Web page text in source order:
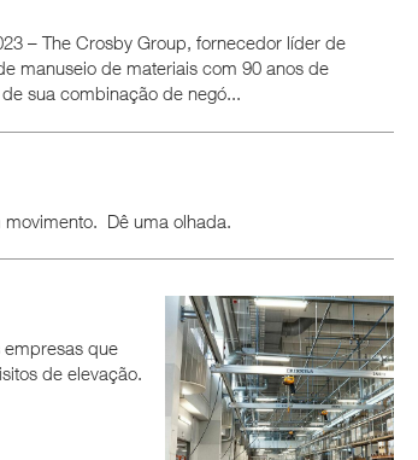
– The Crosby Group, fornecedor líder de
manuseio de materiais com 90 anos de
sua combinação de negó...
movimento. Dê uma olhada.
empresas que
de elevação.